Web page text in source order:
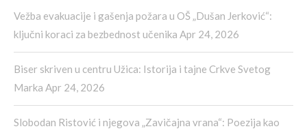
Vežba evakuacije i gašenja požara u OŠ „Dušan Jerković“:
ključni koraci za bezbednost učenika Apr 24, 2026
Biser skriven u centru Užica: Istorija i tajne Crkve Svetog
Marka Apr 24, 2026
Slobodan Ristović i njegova „Zavičajna vrana“: Poezija kao